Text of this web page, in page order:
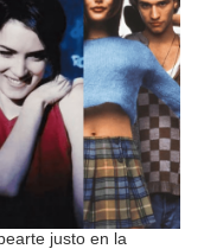
justo en la